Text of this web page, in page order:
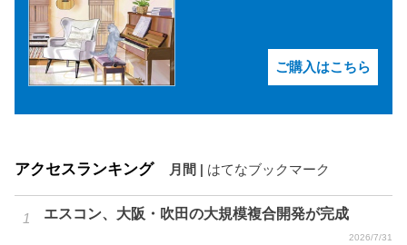
ご購入はこちら
アクセスランキング 月間 はてなブックマーク
エスコン、大阪・吹田の大規模複合開発が完成
2026/7/31